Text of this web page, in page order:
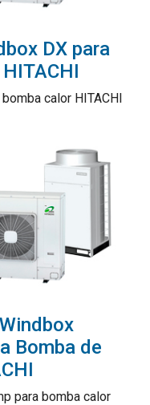
DX para
calor HITACHI
Bomba de
para bomba calor